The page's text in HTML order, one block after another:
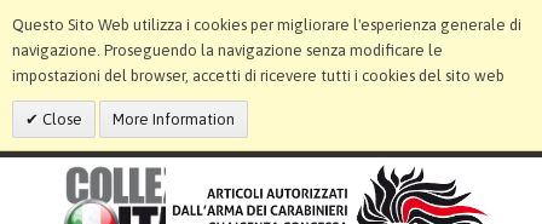
Questo Sito Web utilizza i cookies per migliorare l'esperienza generale di
navigazione. Proseguendo la navigazione senza modificare le
impostazioni del browser, accetti di ricevere tutti i cookies del sito web
Close More Information